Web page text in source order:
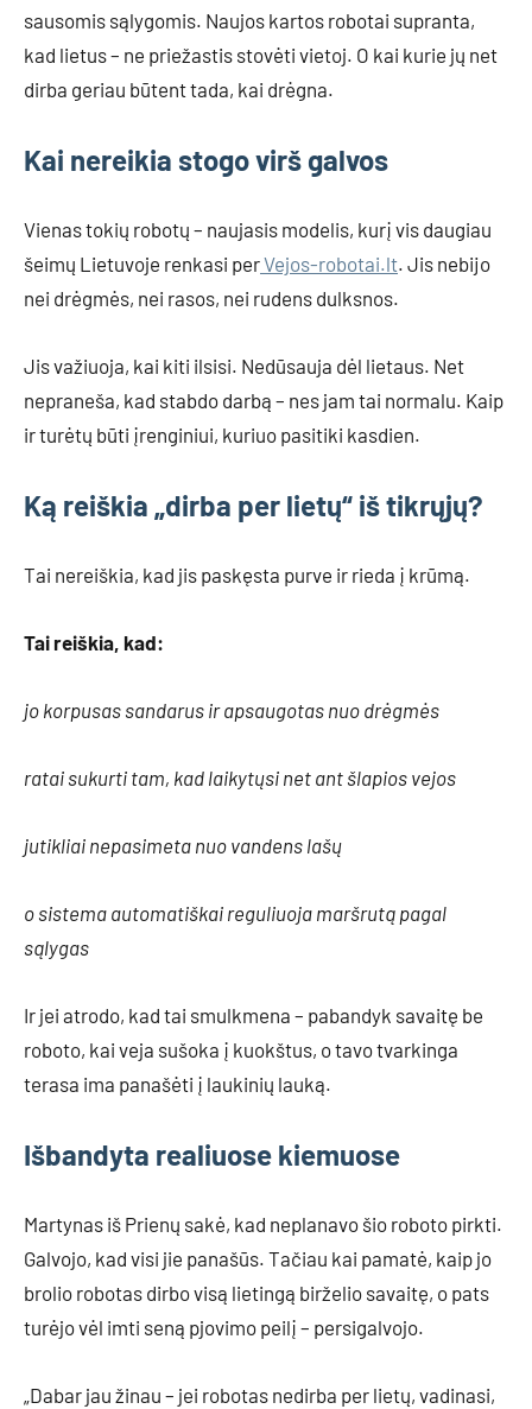
sausomis sąlygomis. Naujos kartos robotai supranta,
kad lietus – ne priežastis stovėti vietoj. O kai kurie jų net
dirba geriau būtent tada, kai drėgna.
Kai nereikia stogo virš galvos
Vienas tokių robotų – naujasis modelis, kurį vis daugiau
šeimų Lietuvoje renkasi perVejos-robotai.lt. Jis nebijo
nei drėgmės, nei rasos, nei rudens dulksnos.
Jis važiuoja, kai kiti ilsisi. Nedūsauja dėl lietaus. Net
nepraneša, kad stabdo darbą – nes jam tai normalu. Kaip
ir turėtų būti įrenginiui, kuriuo pasitiki kasdien.
Ką reiškia „dirba per lietų“ iš tikrųjų?
Tai nereiškia, kad jis paskęsta purve ir rieda į krūmą.
Tai reiškia, kad:
jo korpusas sandarus ir apsaugotas nuo drėgmės
ratai sukurti tam, kad laikytųsi net ant šlapios vejos
jutikliai nepasimeta nuo vandens lašų
o sistema automatiškai reguliuoja maršrutą pagal
sąlygas
Ir jei atrodo, kad tai smulkmena – pabandyk savaitę be
roboto, kai veja sušoka į kuokštus, o tavo tvarkinga
terasa ima panašėti į laukinių lauką.
Išbandyta realiuose kiemuose
Martynas iš Prienų sakė, kad neplanavo šio roboto pirkti.
Galvojo, kad visi jie panašūs. Tačiau kai pamatė, kaip jo
brolio robotas dirbo visą lietingą birželio savaitę, o pats
turėjo vėl imti seną pjovimo peilį – persigalvojo.
„Dabar jau žinau – jei robotas nedirba per lietų, vadinasi,